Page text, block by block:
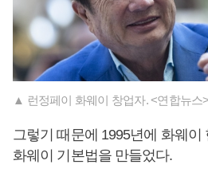
▲ 런정페이 화웨이 창업자. <연합뉴스>
그렇기 때문에 1995년에 화웨이
화웨이 기본법을 만들었다.